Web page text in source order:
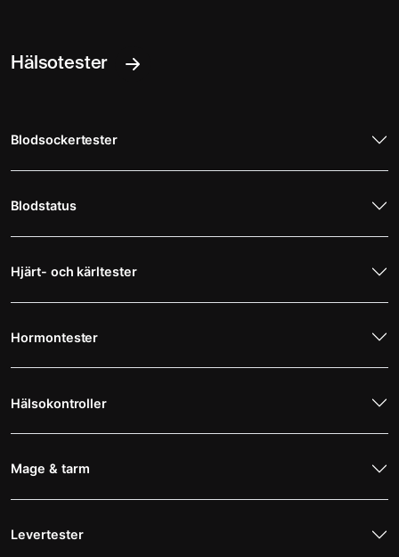
Hälsotester
Blodsockertester
Blodstatus
Hjärt- och kärltester
Hormontester
Hälsokontroller
Mage & tarm
Levertester